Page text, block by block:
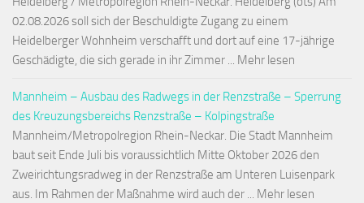
02.08.2026 soll sich der Beschuldigte Zugang zu einem
Heidelberger Wohnheim verschafft und dort auf eine 17-jährige
Geschädigte, die sich gerade in ihr Zimmer ... Mehr lesen
Mannheim – Ausbau des Radwegs in der Renzstraße – Sperrung
des Kreuzungsbereichs Renzstraße – Kolpingstraße
Mannheim/Metropolregion Rhein-Neckar. Die Stadt Mannheim
baut seit Ende Juli bis voraussichtlich Mitte Oktober 2026 den
Zweirichtungsradweg in der Renzstraße am Unteren Luisenpark
aus. Im Rahmen der Maßnahme wird auch der ... Mehr lesen